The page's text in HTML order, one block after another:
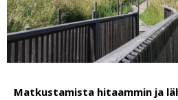
Matkustamista hitaammin ja